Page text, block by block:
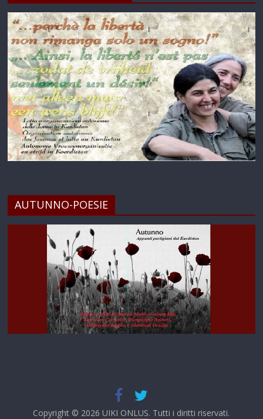
AUTUNNO-POESIE
Copyright © 2026 UIKI ONLUS. Tutti i diritti riservati.